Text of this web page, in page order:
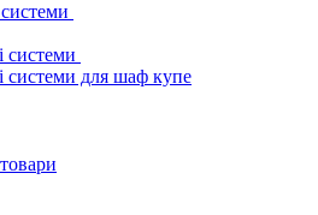
системи
системи для шаф купе